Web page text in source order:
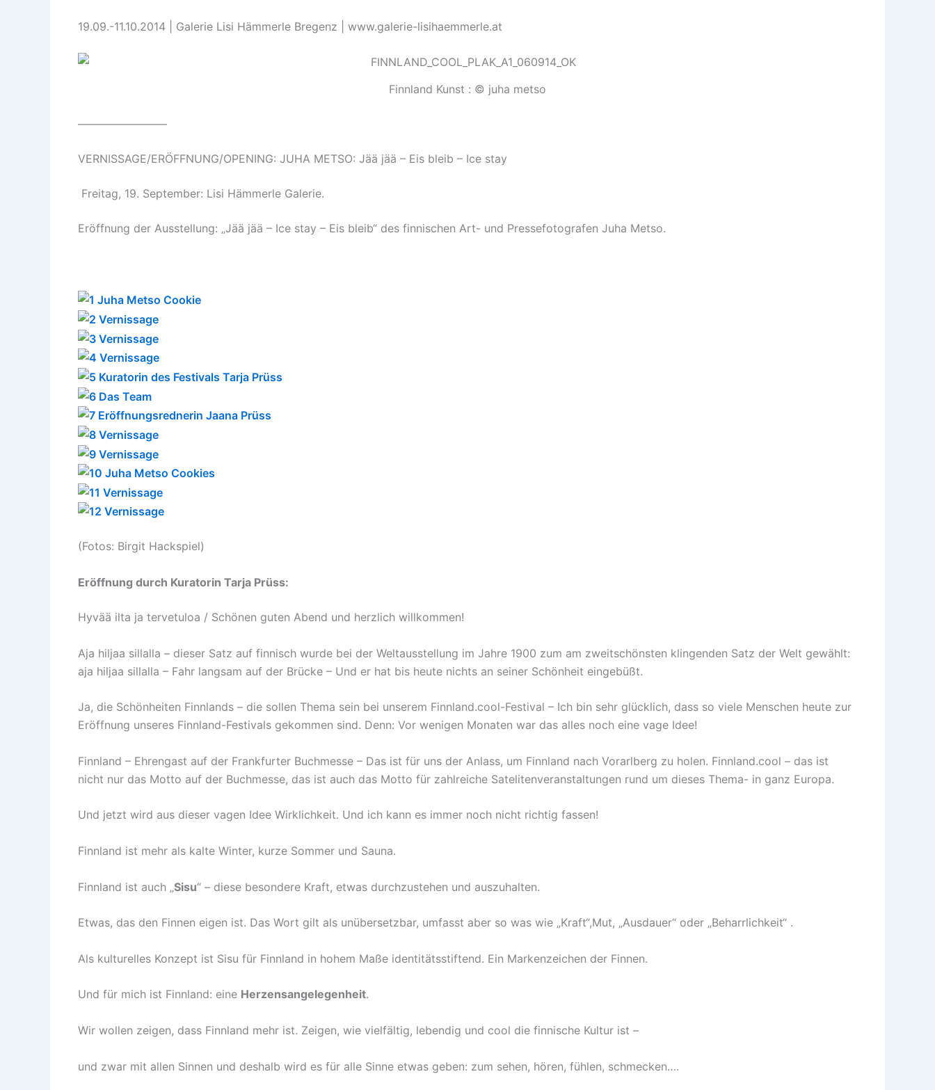
19.09.-11.10.2014 | Galerie Lisi Hämmerle Bregenz | www.galerie-lisihaemmerle.at
Finnland Kunst : © juha metso
————————
VERNISSAGE/ERÖFFNUNG/OPENING: JUHA METSO: Jää jää – Eis bleib – Ice stay
Freitag, 19. September: Lisi Hämmerle Galerie.
Eröffnung der Ausstellung: „Jää jää – Ice stay – Eis bleib“ des finnischen Art- und Pressefotografen Juha Metso.
(Fotos: Birgit Hackspiel)
Eröffnung durch Kuratorin Tarja Prüss:
Hyvää ilta ja tervetuloa / Schönen guten Abend und herzlich willkommen!
Aja hiljaa sillalla – dieser Satz auf finnisch wurde bei der Weltausstellung im Jahre 1900 zum am zweitschönsten klingenden Satz der Welt gewählt:
aja hiljaa sillalla – Fahr langsam auf der Brücke – Und er hat bis heute nichts an seiner Schönheit eingebüßt.
Ja, die Schönheiten Finnlands – die sollen Thema sein bei unserem Finnland.cool-Festival – Ich bin sehr glücklich, dass so viele Menschen heute zur
Eröffnung unseres Finnland-Festivals gekommen sind. Denn: Vor wenigen Monaten war das alles noch eine vage Idee!
Finnland – Ehrengast auf der Frankfurter Buchmesse – Das ist für uns der Anlass, um Finnland nach Vorarlberg zu holen. Finnland.cool – das ist
nicht nur das Motto auf der Buchmesse, das ist auch das Motto für zahlreiche Satelitenveranstaltungen rund um dieses Thema- in ganz Europa.
Und jetzt wird aus dieser vagen Idee Wirklichkeit. Und ich kann es immer noch nicht richtig fassen!
Finnland ist mehr als kalte Winter, kurze Sommer und Sauna.
Finnland ist auch „Sisu“ – diese besondere Kraft, etwas durchzustehen und auszuhalten.
Etwas, das den Finnen eigen ist. Das Wort gilt als unübersetzbar, umfasst aber so was wie „Kraft“,Mut, „Ausdauer“ oder „Beharrlichkeit“ .
Als kulturelles Konzept ist Sisu für Finnland in hohem Maße identitätsstiftend. Ein Markenzeichen der Finnen.
Und für mich ist Finnland: eine Herzensangelegenheit.
Wir wollen zeigen, dass Finnland mehr ist. Zeigen, wie vielfältig, lebendig und cool die finnische Kultur ist –
und zwar mit allen Sinnen und deshalb wird es für alle Sinne etwas geben: zum sehen, hören, fühlen, schmecken….